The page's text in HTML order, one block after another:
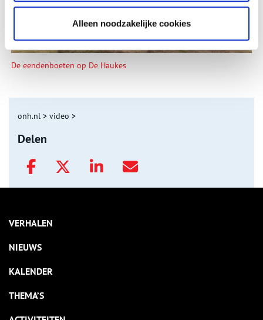
Alleen noodzakelijke cookies
De eendenboeten op De Haukes
onh.nl > video >
Delen
VERHALEN
NIEUWS
KALENDER
THEMA’S